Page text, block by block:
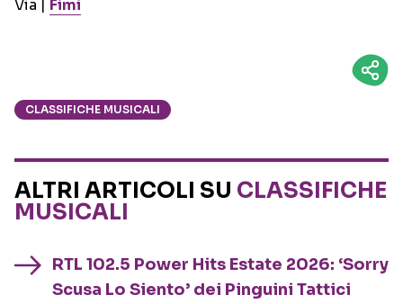
Via | Fimi
CLASSIFICHE MUSICALI
ALTRI ARTICOLI SU CLASSIFICHE
MUSICALI
RTL 102.5 Power Hits Estate 2026: ‘Sorry
Scusa Lo Siento’ dei Pinguini Tattici